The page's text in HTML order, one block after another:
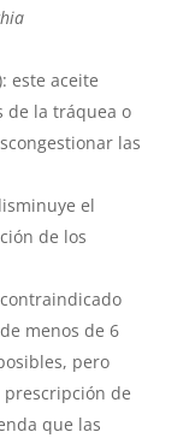
este aceite
de la tráquea o
las
el
de los
menos de 6
pero
de
que las